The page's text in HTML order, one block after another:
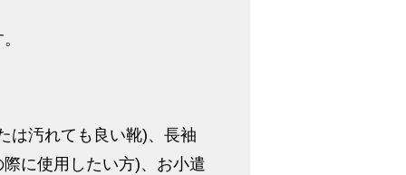
は汚れても良い靴)、長袖
に使用したい方)、お小遣